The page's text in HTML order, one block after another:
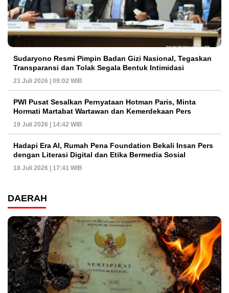
Sudaryono Resmi Pimpin Badan Gizi Nasional, Tegaskan
Transparansi dan Tolak Segala Bentuk Intimidasi
23 Juli 2026 | 09:02 WIB
PWI Pusat Sesalkan Pernyataan Hotman Paris, Minta
Hormati Martabat Wartawan dan Kemerdekaan Pers
19 Juli 2026 | 14:42 WIB
Hadapi Era AI, Rumah Pena Foundation Bekali Insan Pers
dengan Literasi Digital dan Etika Bermedia Sosial
18 Juli 2026 | 17:41 WIB
DAERAH